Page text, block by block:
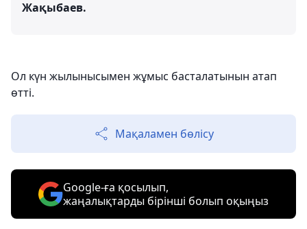
Жақыбаев.
Ол күн жылынысымен жұмыс басталатынын атап
өтті.
Мақаламен бөлісу
Google-ға қосылып,
жаңалықтарды бірінші болып оқыңыз